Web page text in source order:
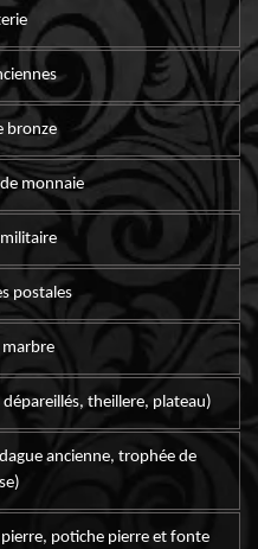
bronze
monnaie
postales
marbre
theillere, plateau)
ancienne, trophée de
potiche pierre et fonte